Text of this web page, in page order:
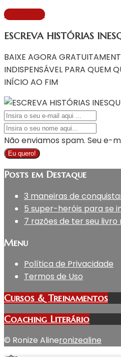
Saiba Mais
ESCREVA HISTÓRIAS
BAIXE AGORA
INDISPENSÁVEL PARA QUEM
INÍCIO AO FIM
Não enviamos spam. Seu e-
Eu quero!
Posts em Destaque
3 maneiras de
5 super-heróis para se
7 razões de ter seu livro
Menu
Política de Privacidade
Termos de Uso
Cursos & Treinamentos
Coaching Literário
© Ronize Alineronizealine